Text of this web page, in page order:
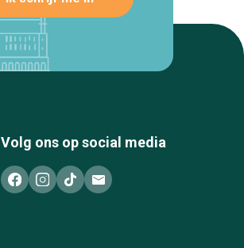
Volg ons op social media